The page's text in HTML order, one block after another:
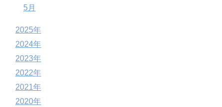
5月
2025年
2024年
2023年
2022年
2021年
2020年